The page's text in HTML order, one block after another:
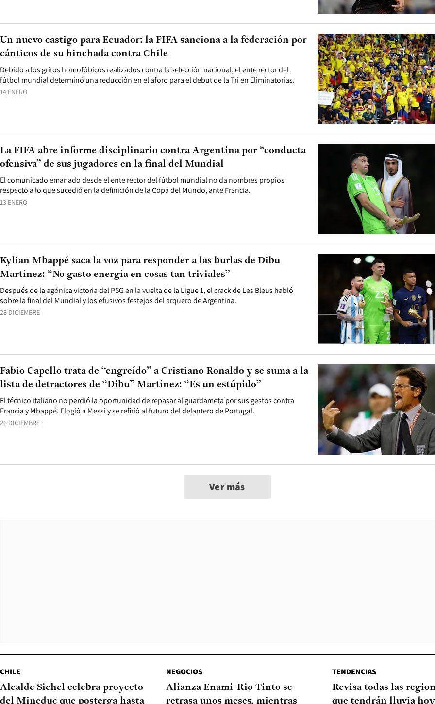
14 ENERO
Debido a los gritos homofóbicos realizados contra la selección nacional, el ente rector del
fútbol mundial determinó una reducción en el aforo para el debut de la Tri en Eliminatorias.
Un nuevo castigo para Ecuador: la FIFA sanciona a la federación por
cánticos de su hinchada contra Chile
13 ENERO
El comunicado emanado desde el ente rector del fútbol mundial no da nombres propios
respecto a lo que sucedió en la definición de la Copa del Mundo, ante Francia.
La FIFA abre informe disciplinario contra Argentina por “conducta
ofensiva” de sus jugadores en la final del Mundial
28 DICIEMBRE
Después de la agónica victoria del PSG en la vuelta de la Ligue 1, el crack de Les Bleus habló
sobre la final del Mundial y los efusivos festejos del arquero de Argentina.
Kylian Mbappé saca la voz para responder a las burlas de Dibu
Martínez: “No gasto energía en cosas tan triviales”
26 DICIEMBRE
El técnico italiano no perdió la oportunidad de repasar al guardameta por sus gestos contra
Francia y Mbappé. Elogió a Messi y se refirió al futuro del delantero de Portugal.
Fabio Capello trata de “engreído” a Cristiano Ronaldo y se suma a la
lista de detractores de “Dibu” Martínez: “Es un estúpido”
Ver más
CHILE
Alcalde Sichel celebra proyecto
del Mineduc que posterga hasta
NEGOCIOS
Alianza Enami-Rio Tinto se
retrasa unos meses, mientras
TENDENCIAS
Revisa todas las
que tendrán lluvia